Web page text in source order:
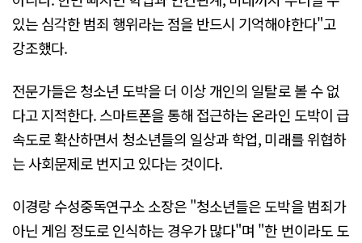
있는 심각한 범죄 행위라는 점을 반드시 기억해야한다"고
강조했다.
전문가들은 청소년 도박을 더 이상 개인의 일탈로 볼 수 없
다고 지적한다. 스마트폰을 통해 접근하는 온라인 도박이 급
속도로 확산하면서 청소년들의 일상과 학업, 미래를 위협하
는 사회문제로 번지고 있다는 것이다.
이경랑 수성중독연구소 소장은 "청소년들은 도박을 범죄가
아닌 게임 정도로 인식하는 경우가 많다"며 "한 번이라도 도